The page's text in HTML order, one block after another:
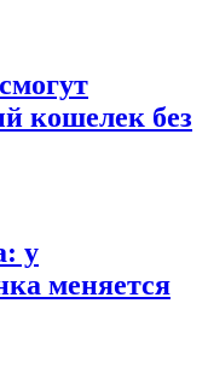
кошелек без
у
меняется